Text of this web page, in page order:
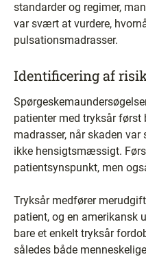
standarder og regimer,
var svært at vurdere,
pulsationsmadrasser.
Identificering af
patienter med tryksår
madrasser, når skaden
ikke hensigtsmæssigt.
patientsynspunkt, men
Tryksår medfører
patient, og en amerikansk
bare et enkelt tryksår
således både